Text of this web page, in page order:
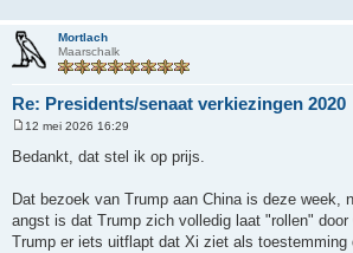
Mortlach
Maarschalk
Re: Presidents/senaat verkiezingen 2020
r
h
t
12 mei 2026 16:29
Bedankt, dat stel ik op prijs.
Dat bezoek van Trump aan China is deze week,
angst is dat Trump zich volledig laat "rollen"
Trump er iets uitflapt dat Xi ziet als toestemming